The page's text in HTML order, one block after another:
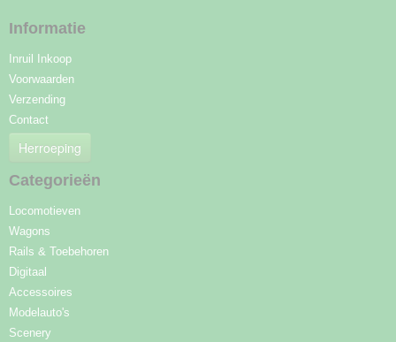
Informatie
Inruil Inkoop
Voorwaarden
Verzending
Contact
Herroeping
Categorieën
Locomotieven
Wagons
Rails & Toebehoren
Digitaal
Accessoires
Modelauto's
Scenery